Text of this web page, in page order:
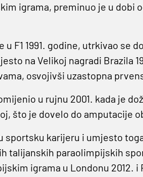
igrama, preminuo je u dobi
F1 1991. godine, utrkivao se
na Velikoj nagradi Brazila
osvojivši uzastopna
u rujnu 2001. kada je
što je dovelo do amputacije
sportsku karijeru i umjesto
talijanskih paraolimpijskih
igrama u Londonu 2012. i